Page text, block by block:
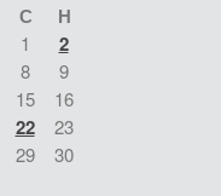
С Н
1 2
8
9
15
16
22
23
29
30